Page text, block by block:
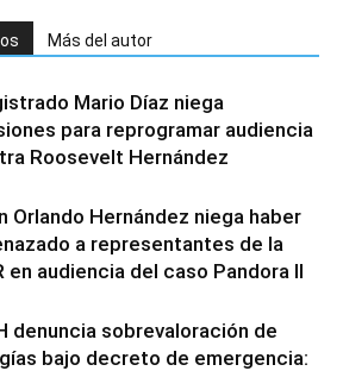
Más del autor
Mario Díaz niega
para reprogramar audiencia
Roosevelt Hernández
Orlando Hernández niega haber
a representantes de la
en audiencia del caso Pandora II
denuncia sobrevaloración de
bajo decreto de emergencia: